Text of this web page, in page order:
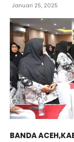
Januari 25, 2025
BANDA